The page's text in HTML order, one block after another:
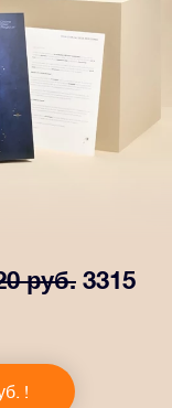
руб. 3315
enthält einen
Dokumente, die
!